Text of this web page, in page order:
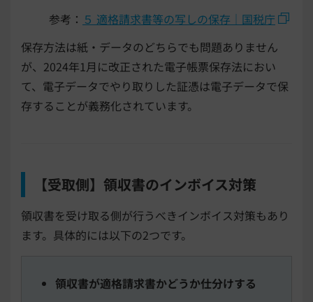
参考： ５ 適格請求書等の写しの保存｜国税庁
保存方法は紙・データのどちらでも問題ありません
が、2024年1月に改正された電子帳票保存法におい
て、電子データでやり取りした証憑は電子データで保
存することが義務化されています。
【受取側】領収書のインボイス対策
領収書を受け取る側が行うべきインボイス対策もあり
ます。具体的には以下の2つです。
領収書が適格請求書かどうか仕分けする